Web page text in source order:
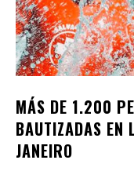
MÁS DE 1.200
BAUTIZADAS EN
JANEIRO